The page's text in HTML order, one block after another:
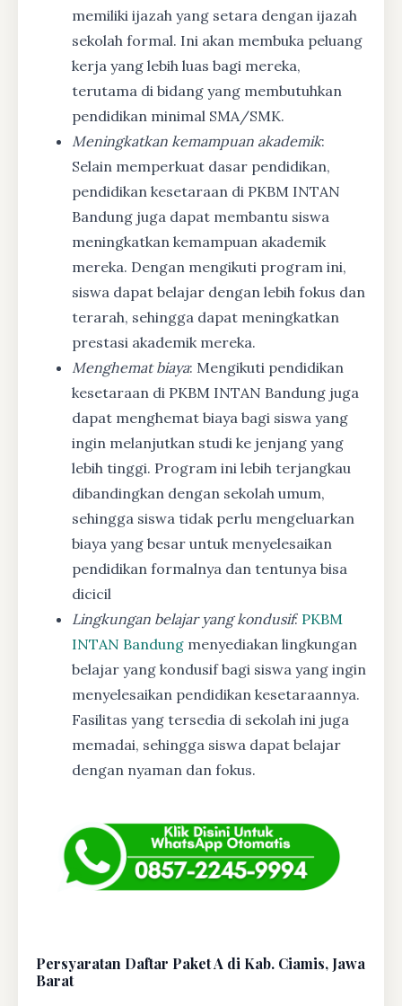
memiliki ijazah yang setara dengan ijazah
sekolah formal. Ini akan membuka peluang
kerja yang lebih luas bagi mereka,
terutama di bidang yang membutuhkan
pendidikan minimal SMA/SMK.
Meningkatkan kemampuan akademik:
Selain memperkuat dasar pendidikan,
pendidikan kesetaraan di PKBM INTAN
Bandung juga dapat membantu siswa
meningkatkan kemampuan akademik
mereka. Dengan mengikuti program ini,
siswa dapat belajar dengan lebih fokus dan
terarah, sehingga dapat meningkatkan
prestasi akademik mereka.
Menghemat biaya: Mengikuti pendidikan
kesetaraan di PKBM INTAN Bandung juga
dapat menghemat biaya bagi siswa yang
ingin melanjutkan studi ke jenjang yang
lebih tinggi. Program ini lebih terjangkau
dibandingkan dengan sekolah umum,
sehingga siswa tidak perlu mengeluarkan
biaya yang besar untuk menyelesaikan
pendidikan formalnya dan tentunya bisa
dicicil
Lingkungan belajar yang kondusif: PKBM
INTAN Bandung menyediakan lingkungan
belajar yang kondusif bagi siswa yang ingin
menyelesaikan pendidikan kesetaraannya.
Fasilitas yang tersedia di sekolah ini juga
memadai, sehingga siswa dapat belajar
dengan nyaman dan fokus.
Persyaratan Daftar Paket A di Kab. Ciamis, Jawa
Barat